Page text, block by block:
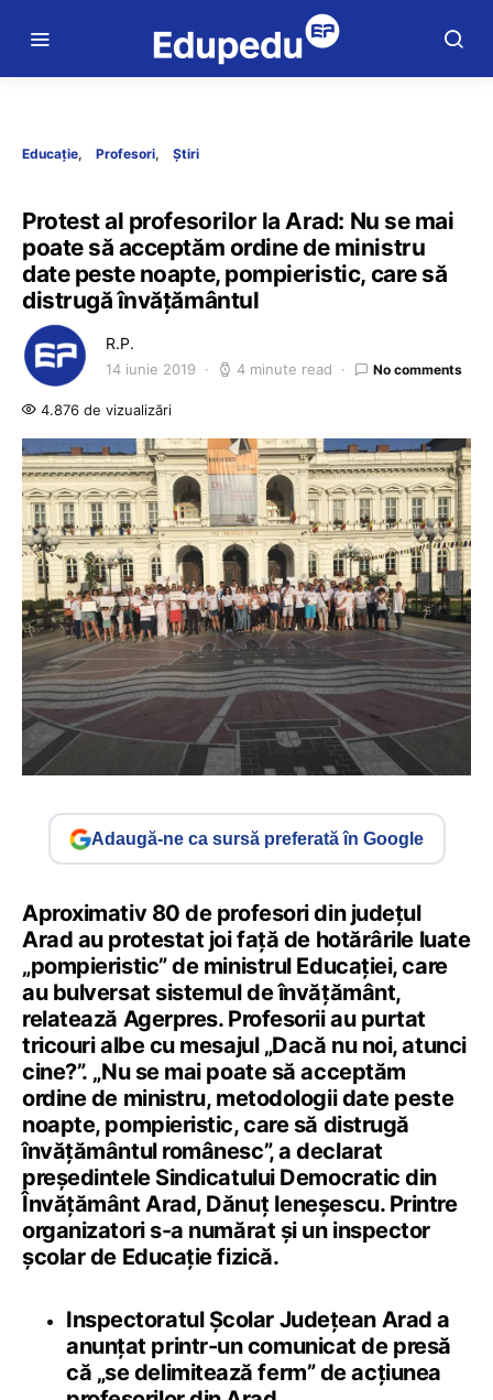
Educație Profesori Știri
Protest al profesorilor la Arad: Nu se mai
poate să acceptăm ordine de ministru
date peste noapte, pompieristic, care să
distrugă învățământul
R.P.
14 iunie 2019 4 minute read No comments
4.876 de vizualizări
Adaugă-ne ca sursă preferată în Google
Aproximativ 80 de profesori din județul
Arad au protestat joi față de hotărârile luate
„pompieristic” de ministrul Educației, care
au bulversat sistemul de învățământ,
relatează Agerpres. Profesorii au purtat
tricouri albe cu mesajul „Dacă nu noi, atunci
cine?”. „Nu se mai poate să acceptăm
ordine de ministru, metodologii date peste
noapte, pompieristic, care să distrugă
învățământul românesc”, a declarat
președintele Sindicatului Democratic din
Învățământ Arad, Dănuț Ieneșescu. Printre
organizatori s-a numărat și un inspector
școlar de Educație fizică.
Inspectoratul Școlar Județean Arad a
anunțat printr-un comunicat de presă
că „se delimitează ferm” de acțiunea